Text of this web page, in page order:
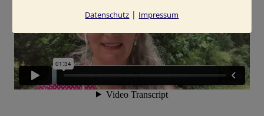
Datenschutz | Impressum